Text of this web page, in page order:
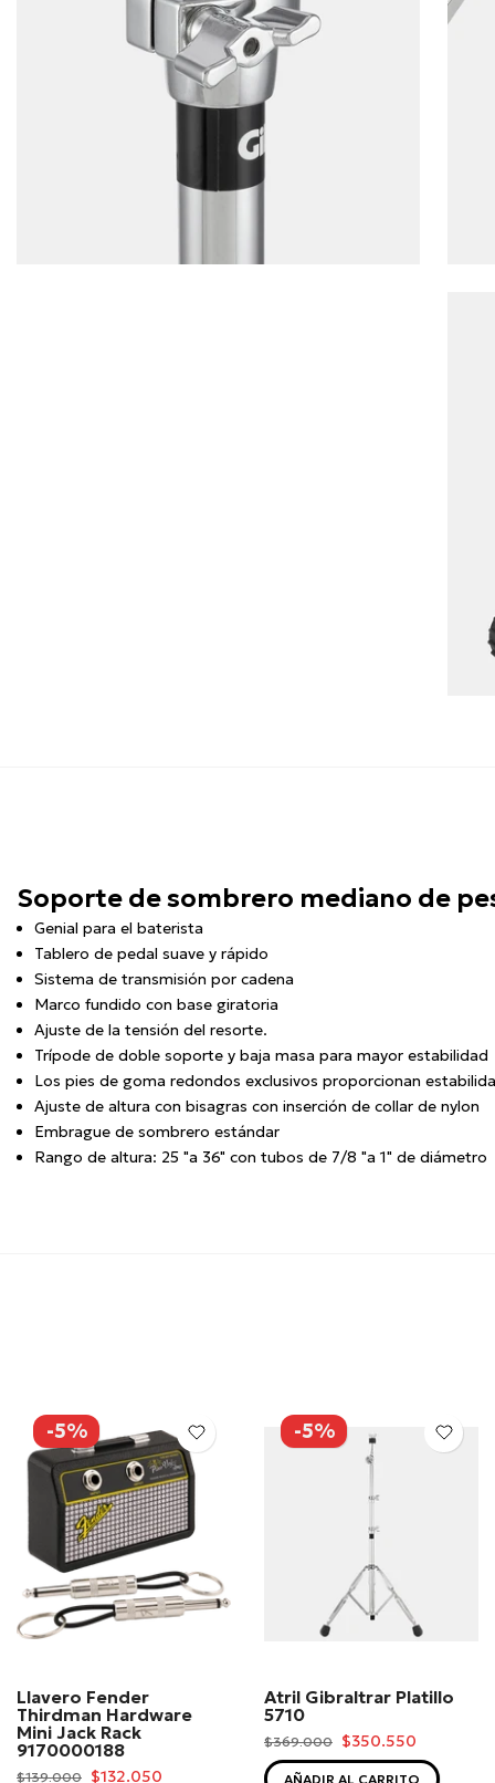
Soporte de sombrero mediano de
Genial para el baterista
Tablero de pedal suave y rápido
Sistema de transmisión por cadena
Marco fundido con base giratoria
Ajuste de la tensión del resorte.
Trípode de doble soporte y baja masa para mayor estabilidad
Los pies de goma redondos exclusivos proporcionan
Ajuste de altura con bisagras con inserción de collar de nylon
Embrague de sombrero estándar
Rango de altura: 25 "a 36" con tubos de 7/8 "a 1" de diámetro
-5%
Llavero Fender
Thirdman Hardware
Mini Jack Rack
9170000188
$139.000 $132.050
-5%
Atril Gibraltrar Platillo
5710
$369.000 $350.550
AÑADIR AL CARRITO